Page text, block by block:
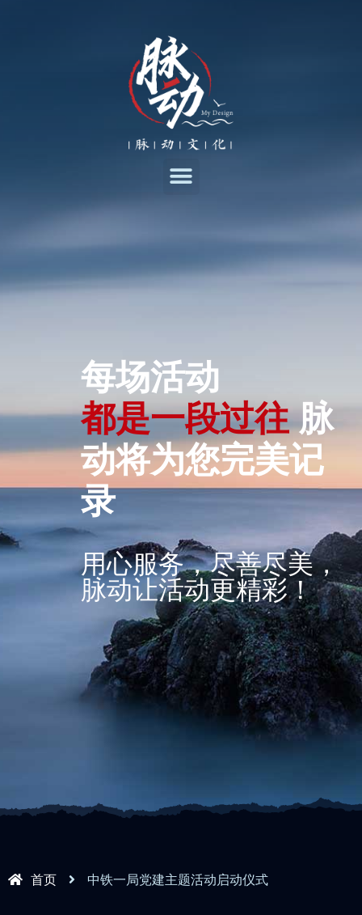
每场活动
都是一段过往 脉
动将为您完美记
录
用心服务，尽善尽美，
脉动让活动更精彩！
首页 中铁一局党建主题活动启动仪式